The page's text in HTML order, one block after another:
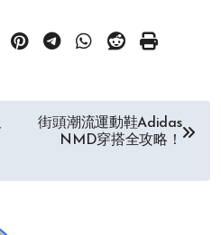
街頭潮流運動鞋Adidas
NMD穿搭全攻略！